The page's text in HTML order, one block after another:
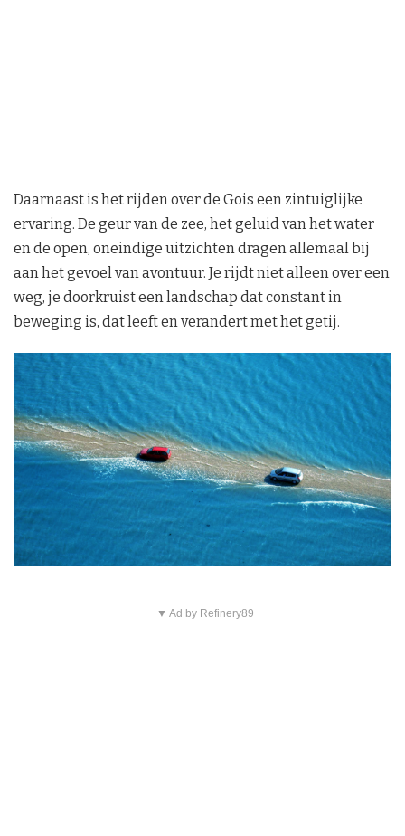
Daarnaast is het rijden over de Gois een zintuiglijke
ervaring. De geur van de zee, het geluid van het water
en de open, oneindige uitzichten dragen allemaal bij
aan het gevoel van avontuur. Je rijdt niet alleen over een
weg, je doorkruist een landschap dat constant in
beweging is, dat leeft en verandert met het getij.
▼ Ad by Refinery89